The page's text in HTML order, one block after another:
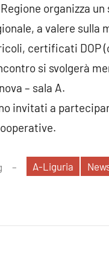
organizza
a valere sulla
certificati DOP
si svolgerà
– sala A.
invitati a
A-Liguria